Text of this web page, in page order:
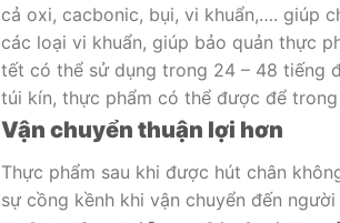
cả oxi, cacbonic, bụi, vi khuẩn,…. giúp
các loại vi khuẩn, giúp bảo quản thực
tết có thể sử dụng trong 24 – 48 tiếng
túi kín, thực phẩm có thể được để
Vận chuyển thuận lợi hơn
Thực phẩm sau khi được hút chân
sự cồng kềnh khi vận chuyển đến người